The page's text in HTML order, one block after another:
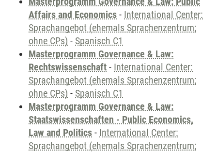
Affairs and Economics - International Center:
Sprachangebot (ehemals Sprachenzentrum;
ohne CPs) - Spanisch C1
Masterprogramm Governance & Law:
Rechtswissenschaft - International Center:
Sprachangebot (ehemals Sprachenzentrum;
ohne CPs) - Spanisch C1
Masterprogramm Governance & Law:
Staatswissenschaften - Public Economics,
Law and Politics - International Center:
Sprachangebot (ehemals Sprachenzentrum;